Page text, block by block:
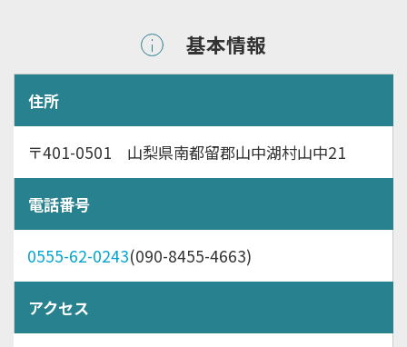
基本情報
住所
〒401-0501 山梨県南都留郡山中湖村山中21
電話番号
0555-62-0243(090-8455-4663)
アクセス